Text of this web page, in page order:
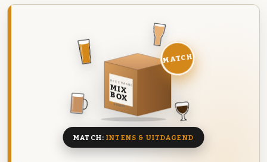
DEZE MAAND
MIX
BOX
8 BIEREN
MATCH
MATCH:INTENS & UITDAGEND